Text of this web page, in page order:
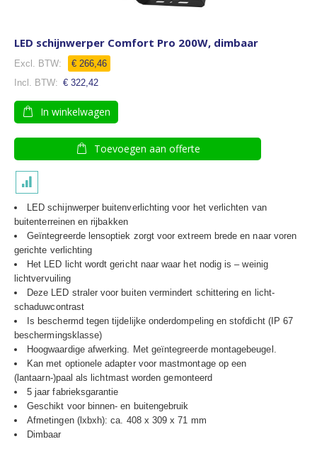
LED schijnwerper Comfort Pro 200W, dimbaar
€ 266,46
Speciale
€ 322,42
In winkelwagen
Toevoegen aan offerte
LED schijnwerper buitenverlichting voor het verlichten van
buitenterreinen en rijbakken
Geïntegreerde lensoptiek zorgt voor extreem brede en naar voren
gerichte verlichting
Het LED licht wordt gericht naar waar het nodig is – weinig
lichtvervuiling
Deze LED straler voor buiten vermindert schittering en licht-
schaduwcontrast
Is beschermd tegen tijdelijke onderdompeling en stofdicht (IP 67
beschermingsklasse)
Hoogwaardige afwerking. Met geïntegreerde montagebeugel.
Kan met optionele adapter voor mastmontage op een
(lantaarn-)paal als lichtmast worden gemonteerd
5 jaar fabrieksgarantie
Geschikt voor binnen- en buitengebruik
Afmetingen (lxbxh): ca. 408 x 309 x 71 mm
Dimbaar